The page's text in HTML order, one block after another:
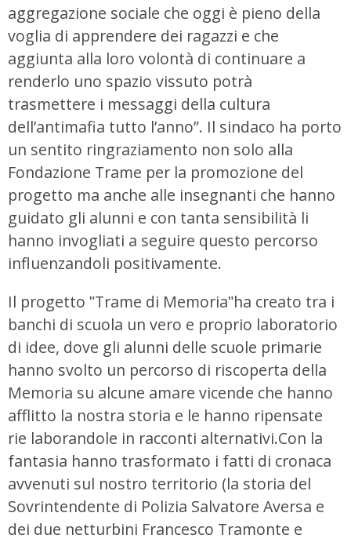
aggregazione sociale che oggi è pieno della
voglia di apprendere dei ragazzi e che
aggiunta alla loro volontà di continuare a
renderlo uno spazio vissuto potrà
trasmettere i messaggi della cultura
dell’antimafia tutto l’anno”. Il sindaco ha porto
un sentito ringraziamento non solo alla
Fondazione Trame per la promozione del
progetto ma anche alle insegnanti che hanno
guidato gli alunni e con tanta sensibilità li
hanno invogliati a seguire questo percorso
influenzandoli positivamente.
Il progetto ʺTrame di Memoriaʺha creato tra i
banchi di scuola un vero e proprio laboratorio
di idee, dove gli alunni delle scuole primarie
hanno svolto un percorso di riscoperta della
Memoria su alcune amare vicende che hanno
afflitto la nostra storia e le hanno ripensate
rie laborandole in racconti alternativi.Con la
fantasia hanno trasformato i fatti di cronaca
avvenuti sul nostro territorio (la storia del
Sovrintendente di Polizia Salvatore Aversa e
dei due netturbini Francesco Tramonte e